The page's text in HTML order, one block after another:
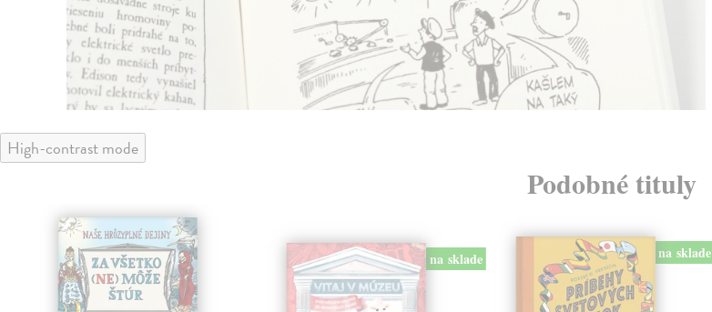
High-contrast mode
Podobné tituly
na sklade na sklade